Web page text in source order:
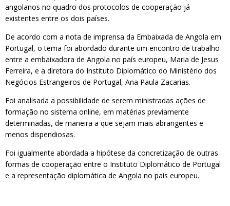
angolanos no quadro dos protocolos de cooperação já
existentes entre os dois países.
De acordo com a nota de imprensa da Embaixada de Angola em
Portugal, o tema foi abordado durante um encontro de trabalho
entre a embaixadora de Angola no país europeu, Maria de Jesus
Ferreira, e a diretora do Instituto Diplomático do Ministério dos
Negócios Estrangeiros de Portugal, Ana Paula Zacarias.
Foi analisada a possibilidade de serem ministradas ações de
formação no sistema online, em matérias previamente
determinadas, de maneira a que sejam mais abrangentes e
menos dispendiosas.
Foi igualmente abordada a hipótese da concretização de outras
formas de cooperação entre o Instituto Diplomático de Portugal
e a representação diplomática de Angola no país europeu.